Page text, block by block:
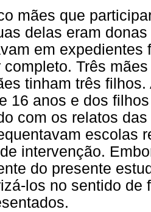
mães que
delas eram
em
completo. Três
tinham três
16 anos e dos
com os relatos
escolas
intervenção.
do presente
los no sentido de